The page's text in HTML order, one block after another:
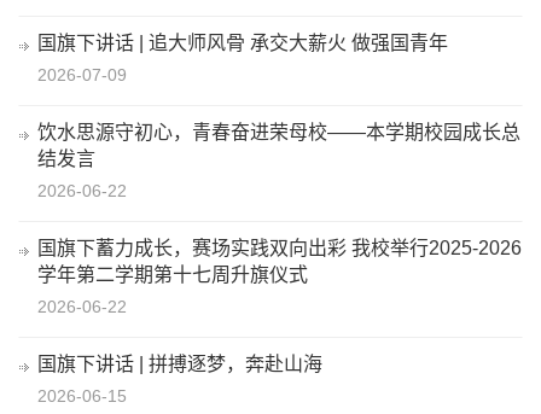
国旗下讲话 | 追大师风骨 承交大薪火 做强国青年
2026-07-09
饮水思源守初心，青春奋进荣母校——本学期校园成长总
结发言
2026-06-22
国旗下蓄力成长，赛场实践双向出彩 我校举行2025-2026
学年第二学期第十七周升旗仪式
2026-06-22
国旗下讲话 | 拼搏逐梦，奔赴山海
2026-06-15